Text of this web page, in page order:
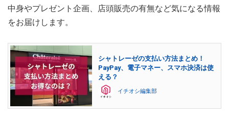
中身やプレゼント企画、店頭販売の有無など気になる情報
をお届けします。
シャトレーゼの支払い方法まとめ！
PayPay、電子マネー、スマホ決済は使
える？
イチオシ編集部